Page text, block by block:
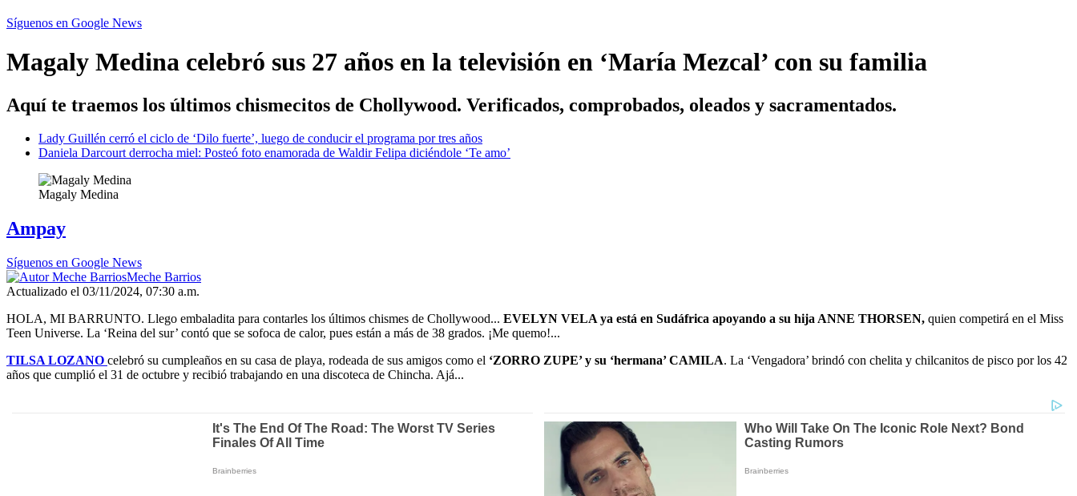
Síguenos en Google News
Magaly Medina celebró sus 27 años en la televisión en ‘María Mezcal’ con su familia
Aquí te traemos los últimos chismecitos de Chollywood. Verificados, comprobados, oleados y sacramentados.
Lady Guillén cerró el ciclo de ‘Dilo fuerte’, luego de conducir el programa por tres años
Daniela Darcourt derrocha miel: Posteó foto enamorada de Waldir Felipa diciéndole ‘Te amo’
Magaly Medina
Ampay
Síguenos en Google News
Meche Barrios
Actualizado el 03/11/2024, 07:30 a.m.
HOLA, MI BARRUNTO. Llego embaladita para contarles los últimos chismes de Chollywood... EVELYN VELA ya está en Sudáfrica apoyando a su hija ANNE THORSEN, quien competirá en el Miss
Teen Universe. La ‘Reina del sur’ contó que se sofoca de calor, pues están a más de 38 grados. ¡Me quemo!...
TILSA LOZANO celebró su cumpleaños en su casa de playa, rodeada de sus amigos como el ‘ZORRO ZUPE’ y su ‘hermana’ CAMILA. La ‘Vengadora’ brindó con chelita y chilcanitos de pisco por los 42
años que cumplió el 31 de octubre y recibió trabajando en una discoteca de Chincha. Ajá...